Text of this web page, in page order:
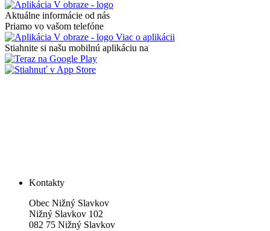
Aktuálne informácie od nás
Priamo vo vašom telefóne
Viac o aplikácii
Stiahnite si našu mobilnú aplikáciu na
Kontakty
Obec Nižný Slavkov
Nižný Slavkov 102
082 75 Nižný Slavkov